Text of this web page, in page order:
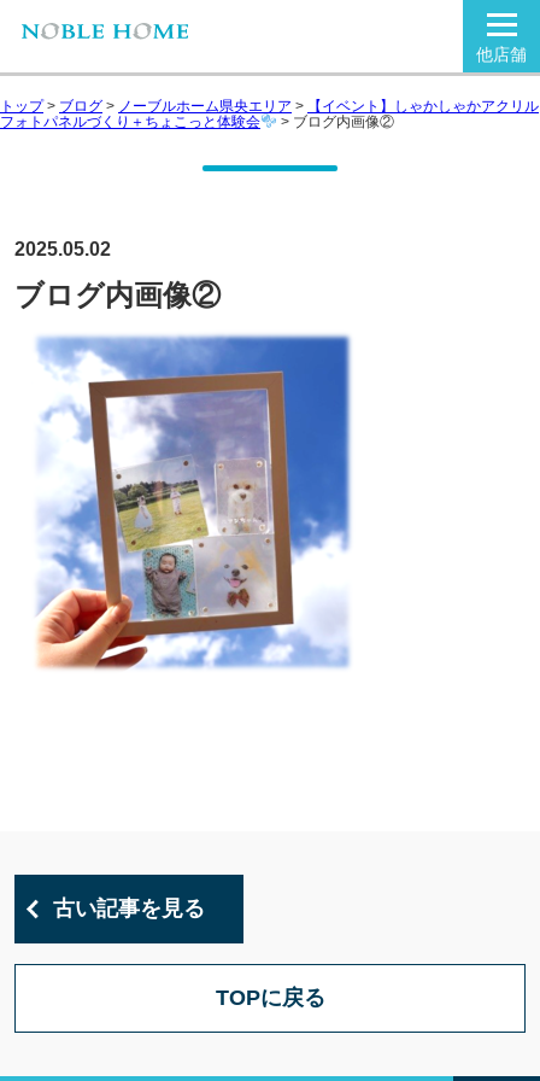
他店舗
トップ> ブログ > ノーブルホーム県央エリア >
【イベント】しゃかしゃかアクリル
フォトパネルづくり＋ちょこっと体験会
> ブログ内画像②
2025.05.02
ブログ内画像②
古い記事を見る
TOPに戻る